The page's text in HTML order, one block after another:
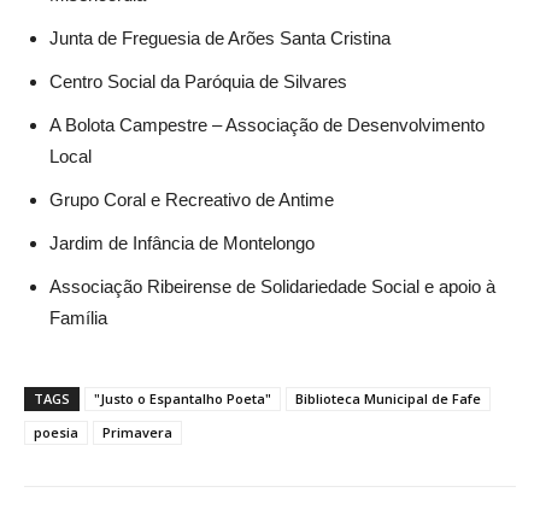
Junta de Freguesia de Arões Santa Cristina
Centro Social da Paróquia de Silvares
A Bolota Campestre – Associação de Desenvolvimento
Local
Grupo Coral e Recreativo de Antime
Jardim de Infância de Montelongo
Associação Ribeirense de Solidariedade Social e apoio à
Família
TAGS "Justo o Espantalho Poeta"
Biblioteca Municipal de Fafe
poesia
Primavera